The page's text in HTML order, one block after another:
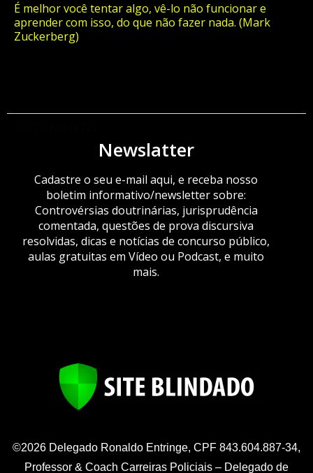
É melhor você tentar algo, vê-lo não funcionar e
aprender com isso, do que não fazer nada. (Mark
Zuckerberg)
Newslatter
Cadastre o seu e-mail aqui, e receba nosso
boletim informativo/newsletter sobre:
Controvérsias doutrinárias, jurisprudência
comentada, questões de prova discursiva
resolvidas, dicas e notícias de concurso público,
aulas gratuitas em Vídeo ou Podcast, e muito
mais.
©2026 Delegado Ronaldo Entringe, CPF 843.604.887-34,
Professor & Coach Carreiras Policiais – Delegado de